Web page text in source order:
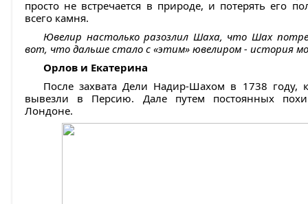
просто не встречается в природе, и потерять его
всего камня.
Ювелир настолько разозлил Шаха, что Шах
вот, что дальше стало с «этим» ювелиром - история
Орлов и Екатерина
После захвата Дели Надир-Шахом в 1738 году,
вывезли в Персию. Дале путем постоянных
Лондоне.